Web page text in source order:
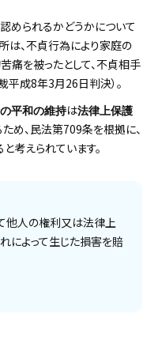
められるかどうかについて
は、不貞行為により家庭の
痛を被ったとして、不貞相手
平成8年3月26日判決）。
平和の維持は法律上保護
め、民法第709条を根拠に、
考えられています。
他人の権利又は法律上
によって生じた損害を賠